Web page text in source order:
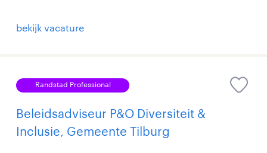
bekijk vacature
Randstad Professional
Beleidsadviseur P&O Diversiteit &
Inclusie, Gemeente Tilburg